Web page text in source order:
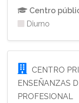
Centro
Diurno
CENTRO
ENSEÑANZAS
PROFESIONAL